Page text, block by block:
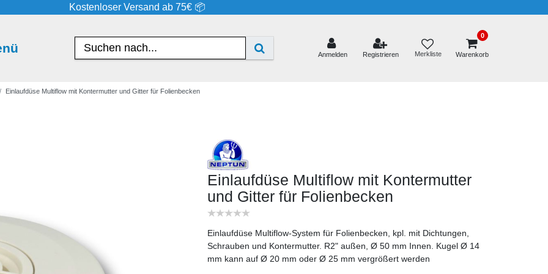
Kostenloser Versand ab 75€ 📦
Anmelden Registrieren Merkliste
0
Warenkorb
Einlaufdüse Multiflow mit Kontermutter und Gitter für Folienbecken
Einlaufdüse Multiflow mit Kontermutter
und Gitter für Folienbecken
Einlaufdüse Multiflow-System für Folienbecken, kpl. mit Dichtungen,
Schrauben und Kontermutter. R2" außen, Ø 50 mm Innen. Kugel Ø 14
mm kann auf Ø 20 mm oder Ø 25 mm vergrößert werden